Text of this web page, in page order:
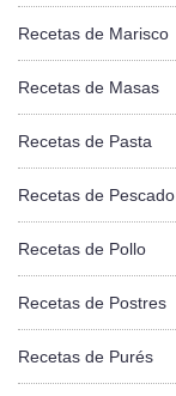
Recetas de Marisco
Recetas de Masas
Recetas de Pasta
Recetas de Pescado
Recetas de Pollo
Recetas de Postres
Recetas de Purés